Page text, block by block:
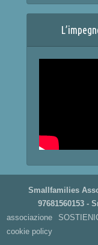
Smallfamilies
97681560153 -
associazione
cookie policy